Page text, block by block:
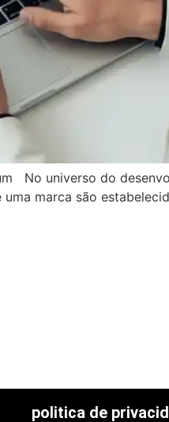
No universo do
marca são
politica de